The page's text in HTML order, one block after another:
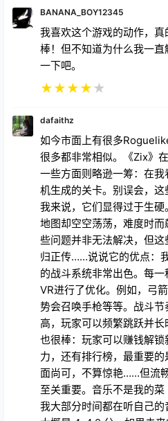
BANANA_BOY12345
我喜欢这个游戏的动作，
棒！但不知道为什么我一
一下吧。
★★★★★
dafaithz
如今市面上有很多
很多都非常相似。《Zix》
一些方面则略逊一筹：在
机生成的关卡。别误会，
我来说，它们显得过于生
地图却空空荡荡，难度时
些问题并非无法解决，但
归正传……说说它的优点：
的战斗系统非常出色。每
VR进行了优化。例如，弓
势会召唤手枪等等。战斗
高，玩家可以频繁跳跃并
也很棒：玩家可以赚钱解
力，还有排行榜，最重要
面尚可，不算惊艳……但流
至关重要。音乐不是我的菜
我大部分时间都在听自己